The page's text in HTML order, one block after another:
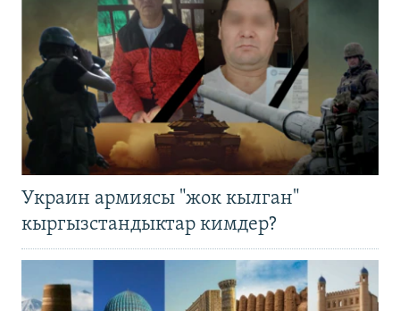
Украин армиясы "жок кылган"
кыргызстандыктар кимдер?